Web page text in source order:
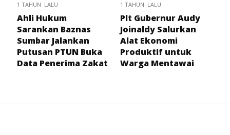
1 TAHUN LALU
Ahli Hukum
Sarankan Baznas
Sumbar Jalankan
Putusan PTUN Buka
Data Penerima Zakat
1 TAHUN LALU
Plt Gubernur Audy
Joinaldy Salurkan
Alat Ekonomi
Produktif untuk
Warga Mentawai